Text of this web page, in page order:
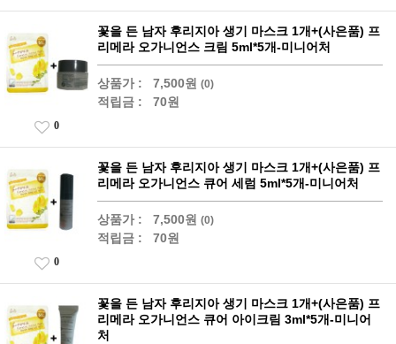
꽃을 든 남자 후리지아 생기 마스크 1개+(사은품) 프
리메라 오가니언스 크림 5ml*5개-미니어처
상품가 : 7,500원 (0)
적립금 : 70원
0
꽃을 든 남자 후리지아 생기 마스크 1개+(사은품) 프
리메라 오가니언스 큐어 세럼 5ml*5개-미니어처
상품가 : 7,500원 (0)
적립금 : 70원
0
꽃을 든 남자 후리지아 생기 마스크 1개+(사은품) 프
리메라 오가니언스 큐어 아이크림 3ml*5개-미니어
처